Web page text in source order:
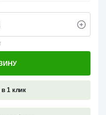
в 1 клик